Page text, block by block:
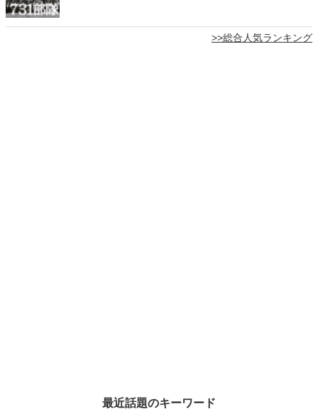
>>総合人気ランキング
最近話題のキーワード